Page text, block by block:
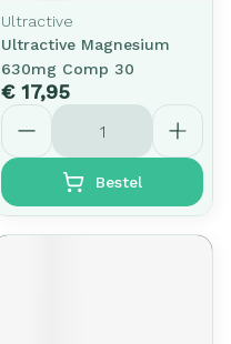
Ultractive
Ultractive Magnesium
630mg Comp 30
€ 17,95
Aantal
Bestel